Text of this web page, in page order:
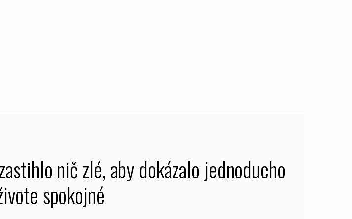
nič zlé, aby dokázalo jednoducho
spokojné